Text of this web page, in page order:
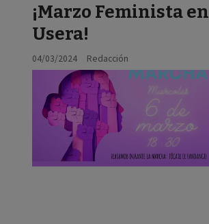
¡Marzo Feminista en
Usera!
Redacción
04/03/2024